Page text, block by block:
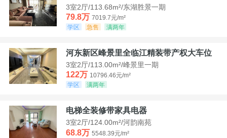
3室2厅/113.68m²/东湖胜景一期
79.8万 7019.7元/m²
学区
急售 满两年
河东新区峰景里全临江精装带产权大车位
3室2厅/113.00m²/峰景里一期
122万 10796.46元/m²
学区
满两年
电梯全装修带家具电器
3室2厅/124.00m²/河韵南苑
68.8万 5548.39元/m²